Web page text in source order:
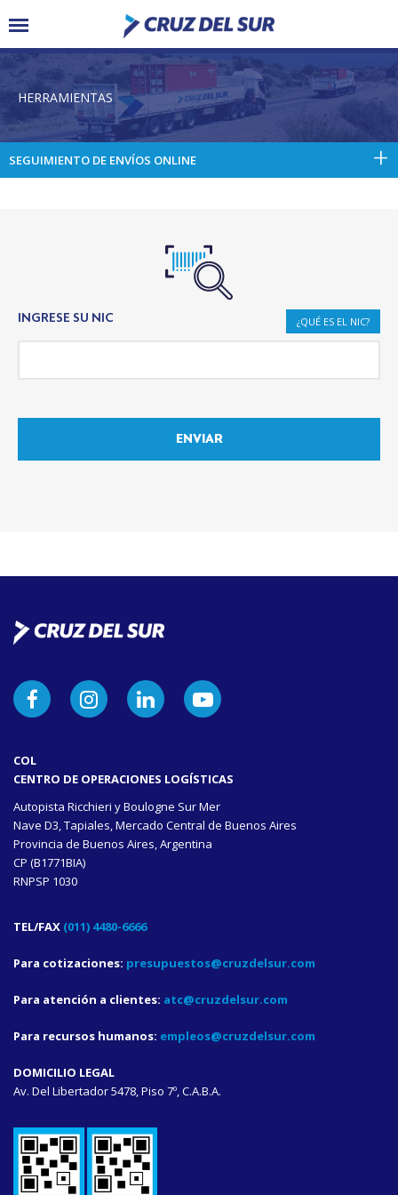
HERRAMIENTAS
SEGUIMIENTO DE ENVÍOS ONLINE
INGRESE SU NIC ¿QUÉ ES EL NIC?
COL
CENTRO DE OPERACIONES LOGÍSTICAS
Autopista Ricchieri y Boulogne Sur Mer
Nave D3, Tapiales, Mercado Central de Buenos Aires
Provincia de Buenos Aires, Argentina
CP (B1771BIA)
RNPSP 1030
TEL/FAX (011) 4480-6666
Para cotizaciones: presupuestos@cruzdelsur.com
Para atención a clientes: atc@cruzdelsur.com
Para recursos humanos: empleos@cruzdelsur.com
DOMICILIO LEGAL
Av. Del Libertador 5478, Piso 7º, C.A.B.A.